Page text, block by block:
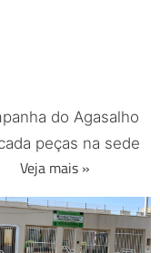
do Agasalho
peças na sede
Veja mais »